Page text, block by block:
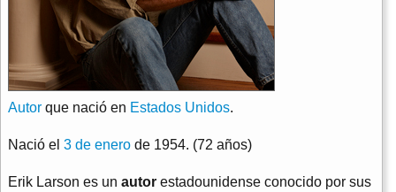
Autor que nació en Estados Unidos.
Nació el 3 de enero de 1954. (72 años)
Erik Larson es un autor estadounidense conocido por sus